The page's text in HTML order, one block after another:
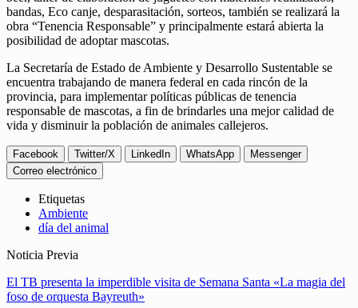
bandas, Eco canje, desparasitación, sorteos, también se realizará la
obra “Tenencia Responsable” y principalmente estará abierta la
posibilidad de adoptar mascotas.
La Secretaría de Estado de Ambiente y Desarrollo Sustentable se
encuentra trabajando de manera federal en cada rincón de la
provincia, para implementar políticas públicas de tenencia
responsable de mascotas, a fin de brindarles una mejor calidad de
vida y disminuir la población de animales callejeros.
Facebook Twitter/X LinkedIn WhatsApp
Messenger
Correo electrónico
Etiquetas
Ambiente
día del animal
Noticia Previa
El TB presenta la imperdible visita de Semana Santa «La magia del
foso de orquesta Bayreuth»